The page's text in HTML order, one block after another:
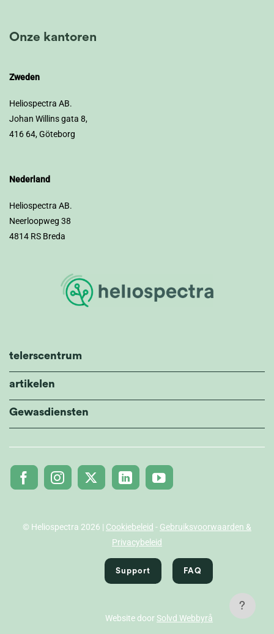
?
Onze kantoren
Zweden
Heliospectra AB.
Johan Willins gata 8,
416 64, Göteborg
Nederland
Heliospectra AB.
Neerloopweg 38
4814 RS Breda
telerscentrum
artikelen
Gewasdiensten
© Heliospectra 2026 | Cookiebeleid - Gebruiksvoorwaarden &
Privacybeleid
Support FAQ
Website door Solvd Webbyrå